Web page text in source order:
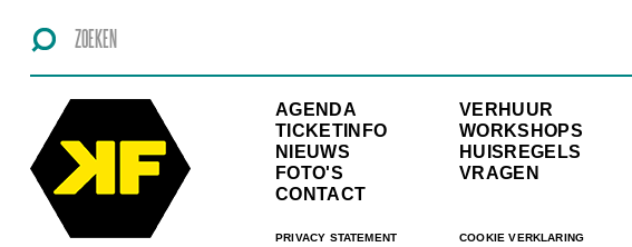
AGENDA
TICKETINFO
NIEUWS
FOTO'S
CONTACT
PRIVACY STATEMENT
VERHUUR
WORKSHOPS
HUISREGELS
VRAGEN
COOKIE VERKLARING